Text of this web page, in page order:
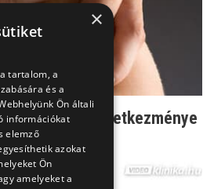
felnőttkori következménye
×
tartalom, a
és a
Ön általi
információkat
elemző
azokat
Ön
amelyeket a